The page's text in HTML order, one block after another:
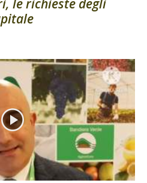
le richieste degli